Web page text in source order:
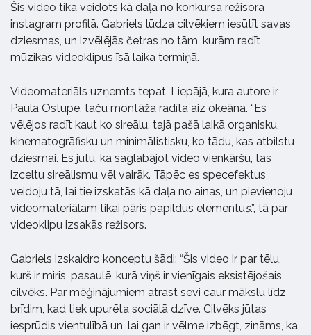
Šis video tika veidots kā daļa no konkursa režisora
instagram profilā. Gabriels lūdza cilvēkiem iesūtīt savas
dziesmas, un izvēlējās četras no tām, kurām radīt
mūzikas videoklipus īsā laika termiņā.
Videomateriāls uzņemts tepat, Liepājā, kura autore ir
Paula Ostupe, taču montāža radīta aiz okeāna. “Es
vēlējos radīt kaut ko sireālu, tajā pašā laikā organisku,
kinematogrāfisku un minimālistisku, ko tādu, kas atbilstu
dziesmai. Es jutu, ka saglabājot video vienkāršu, tas
izceltu sireālismu vēl vairāk. Tāpēc es specefektus
veidoju tā, lai tie izskatās kā daļa no ainas, un pievienoju
videomateriālam tikai pāris papildus elementus.”, tā par
videoklipu izsakās režisors.
Gabriels izskaidro konceptu šādi: “Šis video ir par tēlu,
kurš ir miris, pasaulē, kurā viņš ir vienīgais eksistējošais
cilvēks. Par mēģinājumiem atrast sevi caur mākslu līdz
brīdim, kad tiek upurēta sociālā dzīve. Cilvēks jūtas
iesprūdis vientulībā un, lai gan ir vēlme izbēgt, zināms, ka